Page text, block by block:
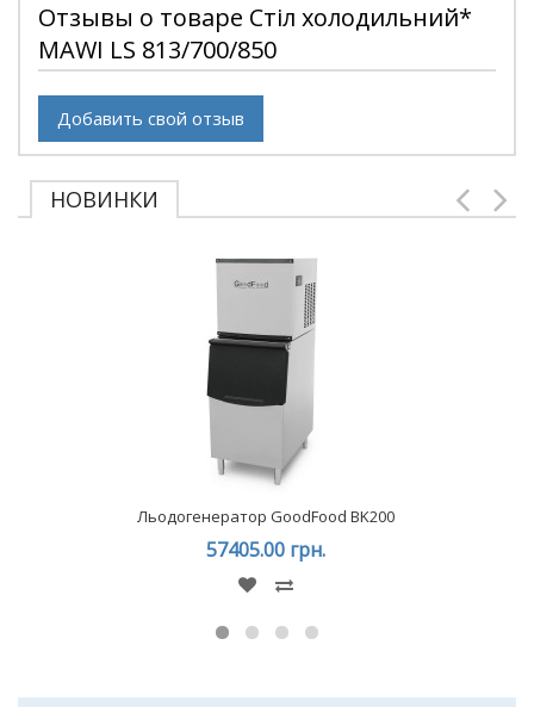
Отзывы о товаре Стіл холодильний*
MAWI LS 813/700/850
Добавить свой отзыв
НОВИНКИ
Льодогенератор GoodFood BK200
57405.00 грн.